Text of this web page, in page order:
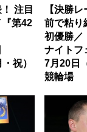
注目
第42
祝）
【決勝
前で粘り
初優勝／
ナイトフ
7月20日
競輪場